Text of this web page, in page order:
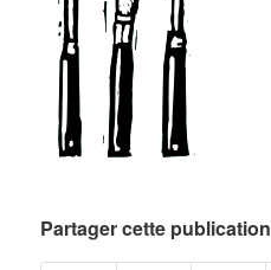
Partager cette publication